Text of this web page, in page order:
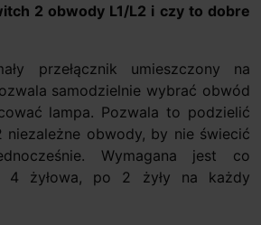
2 obwody L1/L2 i czy to dobre
przełącznik umieszczony na
samodzielnie wybrać obwód
lampa. Pozwala to podzielić
niezależne obwody, by nie świecić
Wymagana jest co
4 żyłowa, po 2 żyły na każdy